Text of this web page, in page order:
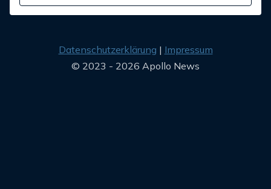
Datenschutzerklärung
Impressum
© 2023 - 2026 Apollo News